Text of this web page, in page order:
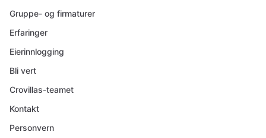
Gruppe- og firmaturer
Erfaringer
Eierinnlogging
Bli vert
Crovillas-teamet
Kontakt
Personvern